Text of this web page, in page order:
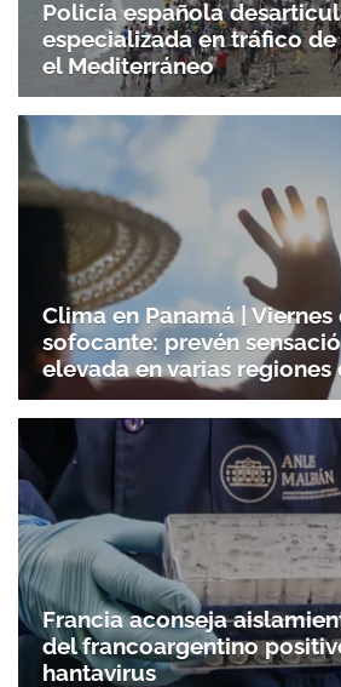
Gracias por suscribirte a
Policía española
especializada en tráfico
el Mediterráneo
Clima en Panamá |
sofocante: prevén
elevada en varias regiones
Francia aconseja
del francoargentino
hantavirus